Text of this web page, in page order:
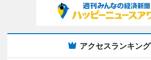
アクセスランキング